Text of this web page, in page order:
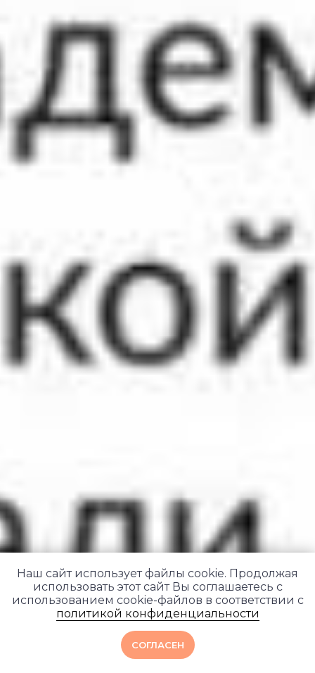
Наш сайт использует файлы cookie. Продолжая
использовать этот сайт Вы соглашаетесь с
использованием cookie-файлов в соответствии с
политикой конфиденциальности
СОГЛАСЕН